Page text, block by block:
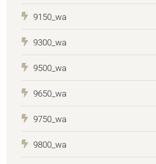
9150_wa
9300_wa
9500_wa
9650_wa
9750_wa
9800_wa